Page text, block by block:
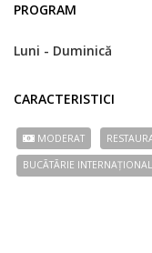
PROGRAM
Luni - Duminică
CARACTERISTICI
MODERAT
BUCÃTÃRIE